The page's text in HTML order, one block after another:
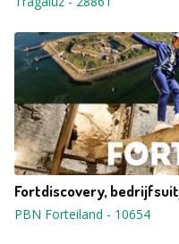
Fortdiscovery,
PBN Forteiland - 10654